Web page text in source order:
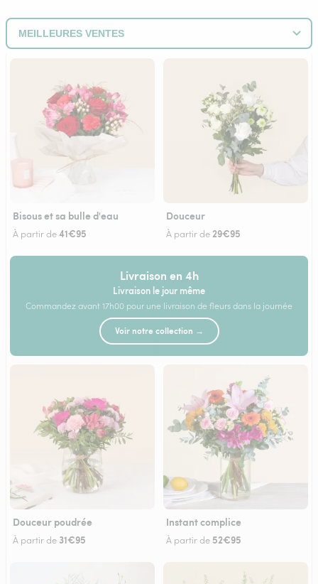
Bisous et sa bulle d'eau
À partir de41€95
Douceur
À partir de 29€95
Livraison en 4h
Livraison le jour même
Commandez avant 17h00 pour une livraison de fleurs dans la journée
Voir notre collection →
Douceur poudrée
À partir de 31€95
Instant complice
À partir de 52€95